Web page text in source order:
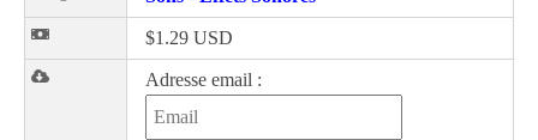
$1.29 USD
Adresse email :